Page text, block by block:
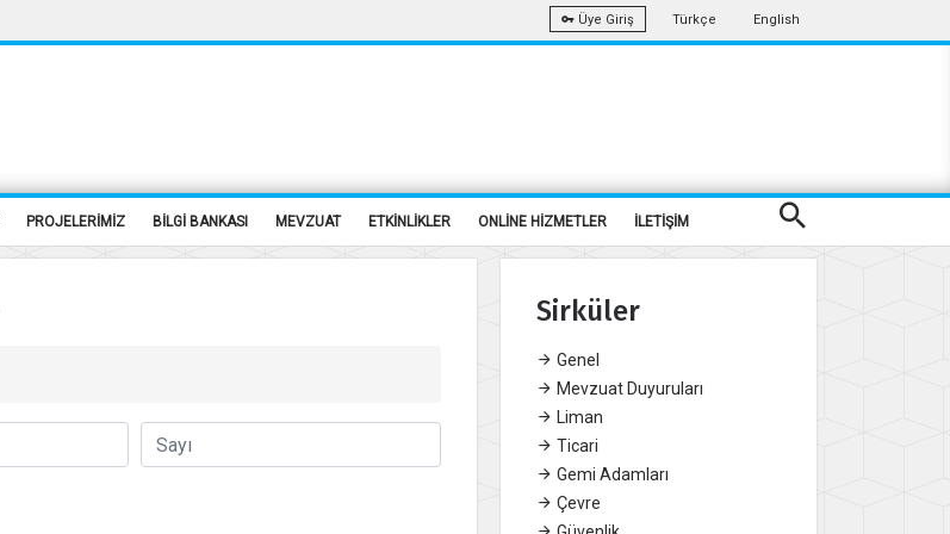
Üye Giriş Türkçe English
PROJELERİMİZ BİLGİ BANKASI MEVZUAT ETKİNLİKLER ONLİNE HİZMETLER İLETİŞİM
Sirküler
Genel
Mevzuat Duyuruları
Liman
Ticari
Gemi Adamları
Çevre